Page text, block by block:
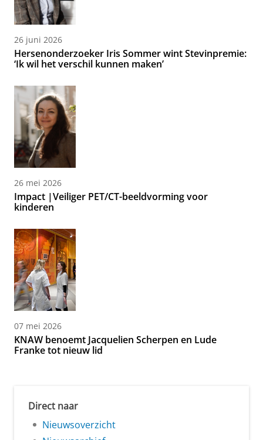
26 juni 2026
Hersenonderzoeker Iris Sommer wint Stevinpremie:
‘Ik wil het verschil kunnen maken’
26 mei 2026
Impact |Veiliger PET/CT-beeldvorming voor
kinderen
07 mei 2026
KNAW benoemt Jacquelien Scherpen en Lude
Franke tot nieuw lid
Direct naar
Nieuwsoverzicht